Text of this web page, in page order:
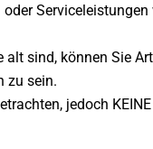
sind, können Sie
zu sein.
jedoch KEINE